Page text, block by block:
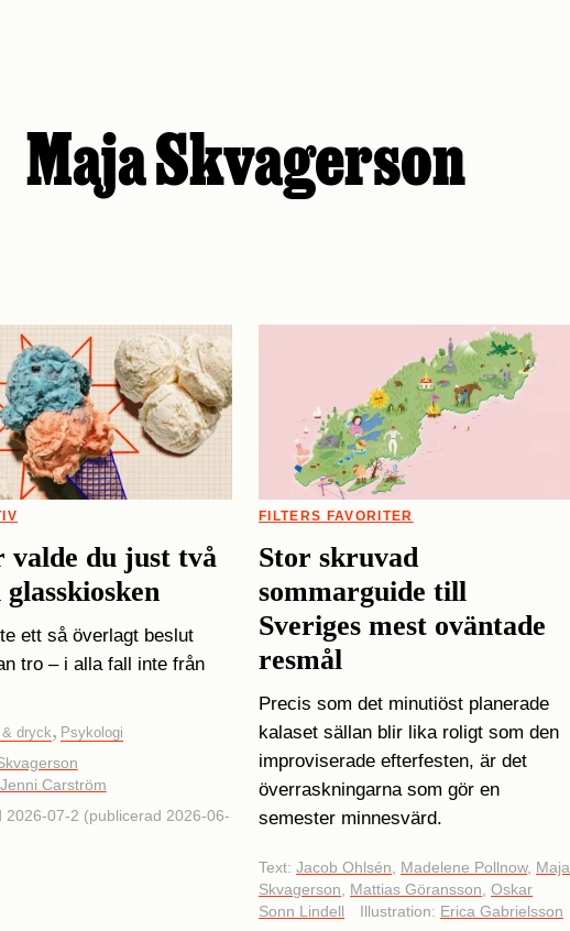
Maja Skvagerson
valde du just två
ett så överlagt beslut
tro – i alla fall inte från
& dryck, Psykologi
Jenni Carström
2026-07-2 (publicerad 2026-06-
FILTERS FAVORITER
Stor skruvad
sommarguide till
Sveriges mest oväntade
resmål
Precis som det minutiöst planerade
kalaset sällan blir lika roligt som den
improviserade efterfesten, är det
överraskningarna som gör en
semester minnesvärd.
Text:Jacob Ohlsén Madelene Pollnow, Maja
Skvagerson
Mattias Göransson ,Oskar
Sonn Lindell
Illustration: Erica Gabrielsson